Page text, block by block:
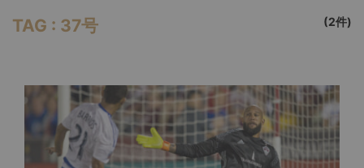
TAG : 37号 (2件)